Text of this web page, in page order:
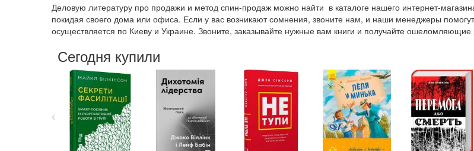
Деловую литературу про продажи и метод спин-продаж можно найти в каталоге нашего интернет-
покидая своего дома или офиса. Если у вас возникают сомнения, звоните нам, и наши менеджеры
осуществляется по Киеву и Украине. Звоните, заказывайте нужные вам книги и получайте ошеломляющие
Сегодня купили